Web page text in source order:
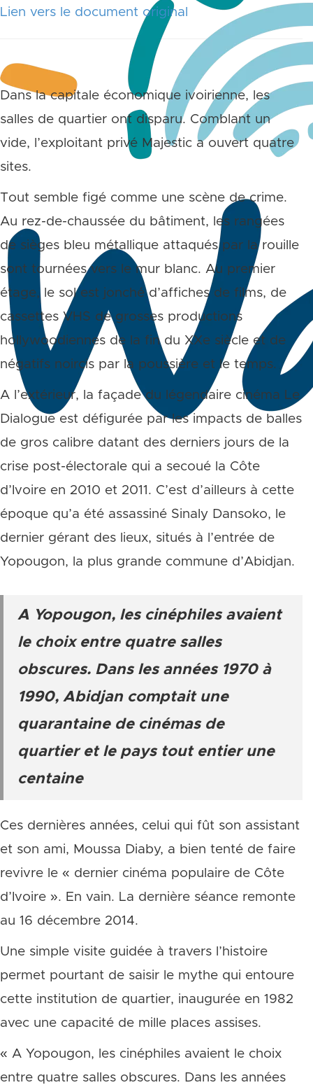
Lien vers le document original
Dans la capitale économique ivoirienne, les
salles de quartier ont disparu. Comblant un
vide, l’exploitant privé Majestic a ouvert quatre
sites.
Tout semble figé comme une scène de crime.
Au rez-de-chaussée du bâtiment, les rangées
de sièges bleu métallique attaqués par la rouille
sont tournées vers le mur blanc. Au premier
étage, le sol est jonché d’affiches de films, de
cassettes VHS de grosses productions
hollywoodiennes de la fin du XXe siècle et de
négatifs noircis par la poussière et le temps.
A l’extérieur, la façade du légendaire cinéma Le
Dialogue est défigurée par les impacts de balles
de gros calibre datant des derniers jours de la
crise post-électorale qui a secoué la Côte
d’Ivoire en 2010 et 2011. C’est d’ailleurs à cette
époque qu’a été assassiné Sinaly Dansoko, le
dernier gérant des lieux, situés à l’entrée de
Yopougon, la plus grande commune d’Abidjan.
A Yopougon, les cinéphiles avaient
le choix entre quatre salles
obscures. Dans les années 1970 à
1990, Abidjan comptait une
quarantaine de cinémas de
quartier et le pays tout entier une
centaine
Ces dernières années, celui qui fût son assistant
et son ami, Moussa Diaby, a bien tenté de faire
revivre le « dernier cinéma populaire de Côte
d’Ivoire ». En vain. La dernière séance remonte
au 16 décembre 2014.
Une simple visite guidée à travers l’histoire
permet pourtant de saisir le mythe qui entoure
cette institution de quartier, inaugurée en 1982
avec une capacité de mille places assises.
« A Yopougon, les cinéphiles avaient le choix
entre quatre salles obscures. Dans les années